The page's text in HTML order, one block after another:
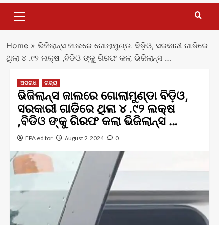
Menu
Home» ଭିଜିଲାନ୍ସ ଜାଲରେ ଗୋଲାମୁଣ୍ଡା ବିଡ଼ିଓ, ସରକାରୀ ଗାଡିରେ
ଥିଲା ୪ .୯୨ ଲକ୍ଷ ,ବିଡିଓ ଙ୍କୁ ଗିରଫ କଲା ଭିଜିଲାନ୍ସ …
ଅପରାଧ ରାଜ୍ୟ
ଭିଜିଲାନ୍ସ ଜାଲରେ ଗୋଲାମୁଣ୍ଡା ବିଡ଼ିଓ,
ସରକାରୀ ଗାଡିରେ ଥିଲା ୪ .୯୨ ଲକ୍ଷ
,ବିଡିଓ ଙ୍କୁ ଗିରଫ କଲା ଭିଜିଲାନ୍ସ …
EPA editor August 2, 2024 0